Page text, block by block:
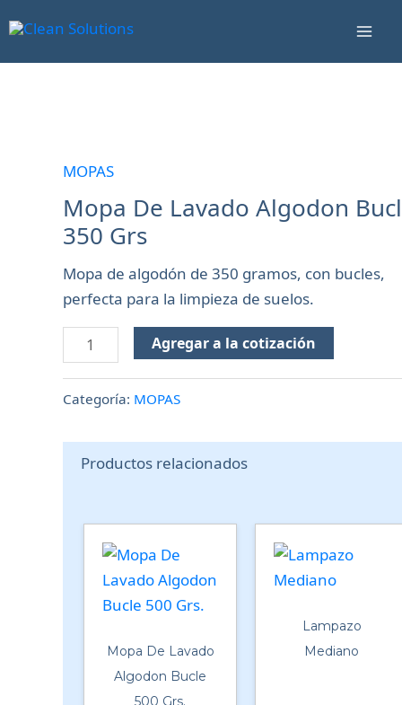
al
contenido
MOPAS
Mopa De Lavado Algodon
350 Grs
Mopa de algodón de 350 gramos, con bucles,
perfecta para la limpieza de suelos.
Lavado
Bucle
350
Grs
cantidad
Agregar a la cotización
Categoría: MOPAS
Productos relacionados
Mopa De Lavado
Algodon Bucle
Lampazo
Mediano